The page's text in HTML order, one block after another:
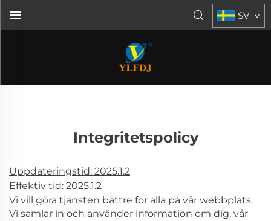
SV
Integritetspolicy
Uppdateringstid: 2025.1.2
Effektiv tid: 2025.1.2
Vi vill göra tjänsten bättre för alla på vår webbplats.
Vi samlar in och använder information om dig, vår